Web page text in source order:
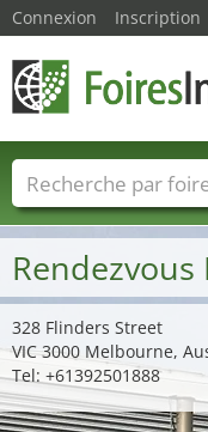
328 Flinders Street
VIC 3000 Melbourne,
Tel: +61392501888
Connexion Inscription
Foire noms
Secteurs du